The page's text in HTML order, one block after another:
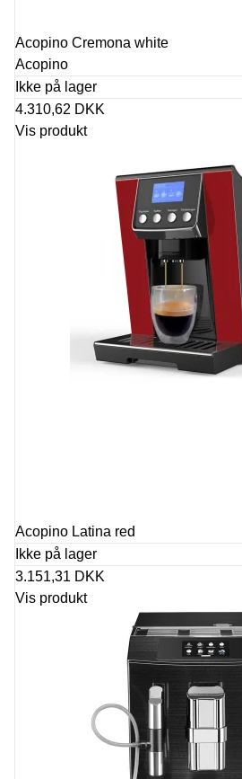
Acopino Cremona white
Acopino
Ikke på lager
4.310,62 DKK
Vis produkt
Acopino Latina red
Ikke på lager
3.151,31 DKK
Vis produkt